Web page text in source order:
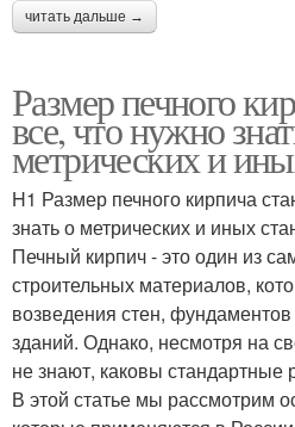
читать дальше →
Размер печного
все, что нужно
метрических и
H1 Размер печного кирпича
знать о метрических и иных
Печный кирпич - это один из
строительных материалов,
возведения стен,
зданий. Однако, несмотря на
не знают, каковы стандартные
В этой статье мы рассмотрим